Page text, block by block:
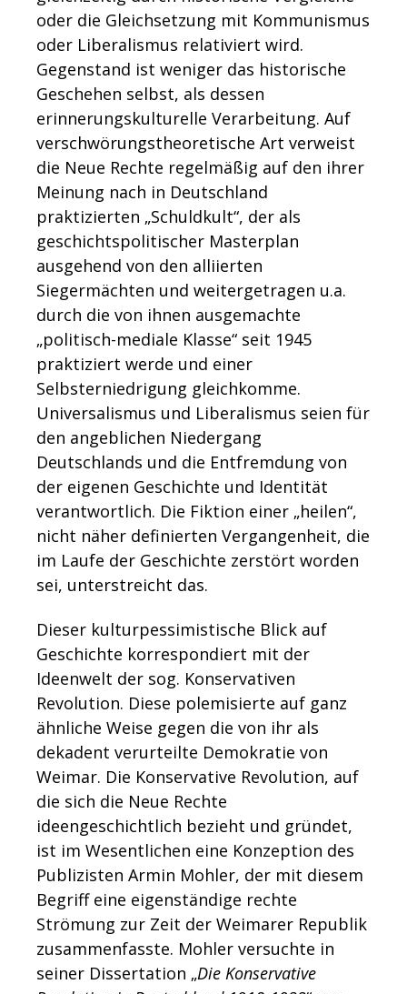
oder die Gleichsetzung mit Kommunismus
oder Liberalismus relativiert wird.
Gegenstand ist weniger das historische
Geschehen selbst, als dessen
erinnerungskulturelle Verarbeitung. Auf
verschwörungstheoretische Art verweist
die Neue Rechte regelmäßig auf den ihrer
Meinung nach in Deutschland
praktizierten „Schuldkult“, der als
geschichtspolitischer Masterplan
ausgehend von den alliierten
Siegermächten und weitergetragen u.a.
durch die von ihnen ausgemachte
„politisch-mediale Klasse“ seit 1945
praktiziert werde und einer
Selbsterniedrigung gleichkomme.
Universalismus und Liberalismus seien für
den angeblichen Niedergang
Deutschlands und die Entfremdung von
der eigenen Geschichte und Identität
verantwortlich. Die Fiktion einer „heilen“,
nicht näher definierten Vergangenheit, die
im Laufe der Geschichte zerstört worden
sei, unterstreicht das.
Dieser kulturpessimistische Blick auf
Geschichte korrespondiert mit der
Ideenwelt der sog. Konservativen
Revolution. Diese polemisierte auf ganz
ähnliche Weise gegen die von ihr als
dekadent verurteilte Demokratie von
Weimar. Die Konservative Revolution, auf
die sich die Neue Rechte
ideengeschichtlich bezieht und gründet,
ist im Wesentlichen eine Konzeption des
Publizisten Armin Mohler, der mit diesem
Begriff eine eigenständige rechte
Strömung zur Zeit der Weimarer Republik
zusammenfasste. Mohler versuchte in
seiner Dissertation „Die Konservative